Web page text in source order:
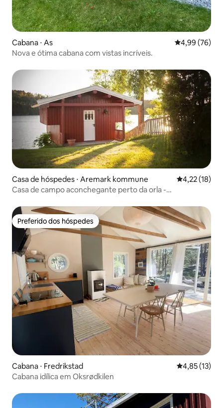
Cabana ⋅ As 4,99 de uma
4,99 (76)
Nova e ótima cabana com vistas incríveis.
Casa de hóspedes ⋅ Aremark kommune 4,22 de uma
4,22 (18)
Casa de campo aconchegante perto da orla -
Preferido dos hóspedes
Preferido dos hóspedes
Cabana ⋅ Fredrikstad 4,85 de uma
4,85 (13)
Cabana idílica em Oksrødkilen